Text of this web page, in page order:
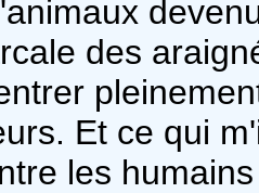
des
Et ce qui
les